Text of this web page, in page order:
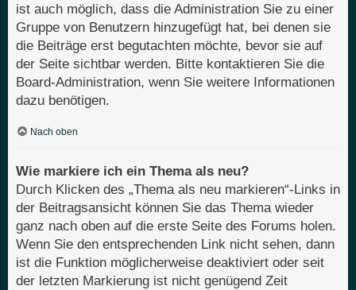
ist auch möglich, dass die Administration Sie zu einer
Gruppe von Benutzern hinzugefügt hat, bei denen sie
die Beiträge erst begutachten möchte, bevor sie auf
der Seite sichtbar werden. Bitte kontaktieren Sie die
Board-Administration, wenn Sie weitere Informationen
dazu benötigen.
Nach oben
Wie markiere ich ein Thema als neu?
Durch Klicken des „Thema als neu markieren“-Links in
der Beitragsansicht können Sie das Thema wieder
ganz nach oben auf die erste Seite des Forums holen.
Wenn Sie den entsprechenden Link nicht sehen, dann
ist die Funktion möglicherweise deaktiviert oder seit
der letzten Markierung ist nicht genügend Zeit